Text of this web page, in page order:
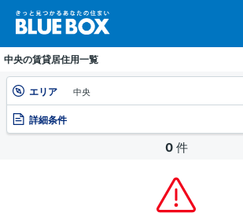
中央の賃貸居住用一覧
エリア 中央
詳細条件
0 件